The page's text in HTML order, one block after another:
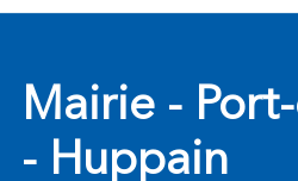
Mairie -
- Huppain